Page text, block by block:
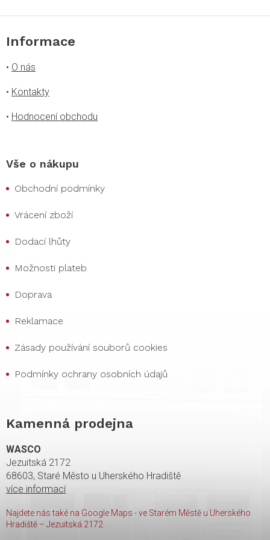
Informace
• O nás
• Kontakty
• Hodnocení obchodu
Vše o nákupu
Obchodní podmínky
Vrácení zboží
Dodací lhůty
Možnosti plateb
Doprava
Reklamace
Zásady používání souborů cookies
Podmínky ochrany osobních údajů
Kamenná prodejna
WASCO
Jezuitská 2172
68603, Staré Město u Uherského Hradiště
více informací
Najdete nás také na Google Maps - ve Starém Městě u Uherského
Hradiště – Jezuitská 2172.